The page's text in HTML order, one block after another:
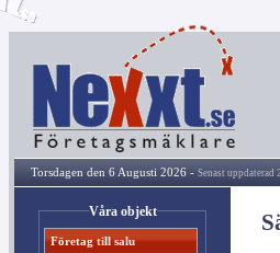
Torsdagen den 6 Augusti 2026 - Senast uppdaterad
Våra objekt
Företag till salu